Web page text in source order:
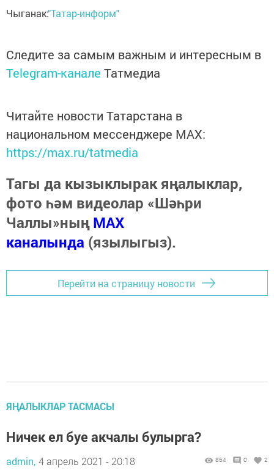
Чыганак:"Татар-информ"
Следите за самым важным и интересным в
Telegram-канале Татмедиа
Читайте новости Татарстана в
национальном мессенджере MАХ:
https://max.ru/tatmedia
Тагы да кызыклырак яңалыклар,
фото һәм видеолар «Шәһри
Чаллы»ныңMAX
каналында (язылыгыз).
Перейти на страницу новости
ЯҢАЛЫКЛАР ТАСМАСЫ
Ничек ел буе акчалы булырга?
admin, 4 апрель 2021 - 20:18 864 0 2